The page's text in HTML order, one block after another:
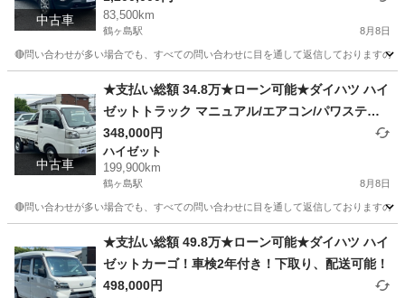
中古車 83,500km
鶴ヶ島駅 8月8日
🔴問い合わせが多い場合でも、すべての問い合わせに目を通して返信しております
鶴ヶ島駅 その他
中古車
★支払い総額 34.8万★ローン可能★ダイハツ ハイ
ゼットトラック マニュアル/エアコン/パワステ！
車検令和8年11月！下取り、配送可能！
348,000円
ハイゼット
199,900km
鶴ヶ島駅 8月8日
🔴問い合わせが多い場合でも、すべての問い合わせに目を通して返信しております
鶴ヶ島駅 ハイゼット
★支払い総額 49.8万★ローン可能★ダイハツ ハイ
ゼットカーゴ！車検2年付き！下取り、配送可能！
498,000円